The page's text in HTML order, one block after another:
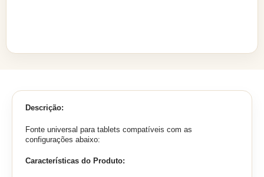
Descrição:
Fonte universal para tablets compatíveis com as
configurações abaixo:
Características do Produto: